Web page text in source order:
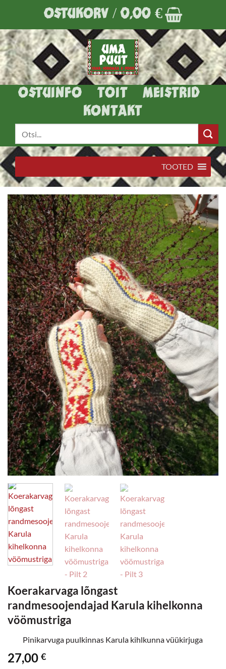
content
OSTUKORV /0,00 €
OSTUINFO TOIT
MEISTRID
KONTAKT
TOOTED
Koerakarvaga lõngast
randmesoojendajad Karula kihelkonna
vöömustriga
Pinikarvuga puulkinnas Karula kihlkunna vüükirjuga
27,00 €